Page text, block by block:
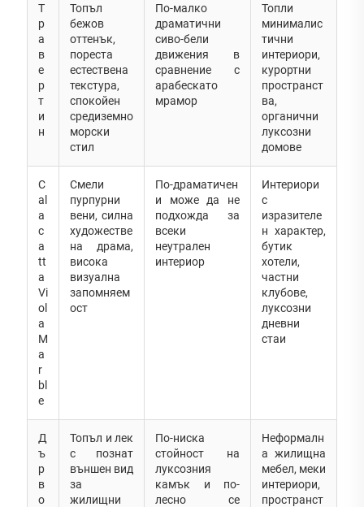
Т
р
а
в
е
р
т
и
н
Топъл
бежов
оттенък,
пореста
естествена
текстура,
спокойен
средиземно
морски
стил
По-малко
драматични
сиво-бели
движения в
сравнение с
арабескато
мрамор
Топли
минималис
тични
интериори,
курортни
пространст
ва,
органични
луксозни
домове
C
al
a
c
a
tt
a
Vi
ol
a
M
a
r
bl
e
Смели
пурпурни
вени, силна
художестве
на драма,
висока
визуална
запомняем
ост
По-драматичен
и може да не
подхожда за
всеки
неутрален
интериор
Интериори
с
изразителе
н характер,
бутик
хотели,
частни
клубове,
луксозни
дневни
стаи
Д
ъ
р
в
о
Топъл и лек
с познат
външен вид
за
жилищни
По-ниска
стойност на
луксозния
камък и по-
лесно се
Неформалн
а жилищна
мебел, меки
интериори,
пространст